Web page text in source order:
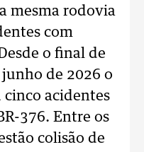
mesma rodovia
com
o final de
de 2026 o
acidentes
376. Entre os
colisão de